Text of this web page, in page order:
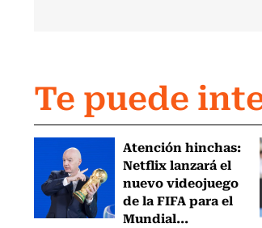
Te puede
Atención hinchas:
Netflix lanzará el
nuevo videojuego
de la FIFA para el
Mundial...